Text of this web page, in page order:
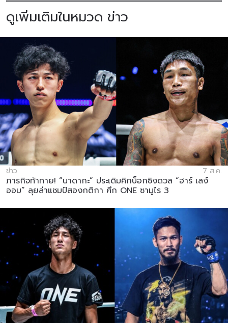
ดูเพิ่มเติมในหมวด ข่าว
ข่าว 7 ส.ค.
ภารกิจท้าทาย! “นาดากะ” ประเดิมคิกบ็อกซิงดวล “ฮาร์ เลง์
ออม” ลุยล่าแชมป์สองกติกา ศึก ONE ซามูไร 3
คู่แข่ง
อีเวนต์
ดูไฮไลต์การแข่งขัน
สมัครเพื่อไม่พลาดข่าวเด็ด
เพื่อไม่พลาดข่าวสารของ ONE รีบลงทะเบียนตอนนี้
เพื่อรับข้อมูลอัปเดตล่าสุดก่อนใคร รวมทั้งข้อเสนอ
และสิทธิพิเศษในการเลือกที่นั่งที่ดีที่สุดในสนาม
อีเมล
ชื่อ
การส่งแบบฟอร์มนี้ถือว่าท่านให้ความยินยอมให้เรา
รวบรวม ใช้งาน และเปิดเผยข้อมูลของท่านภายใต้
นโยบายความเป็นส่วนตัวของเรา ท่านสามารถ
ยกเลิกการสมัครรับข่าวสารได้ตลอดเวลา